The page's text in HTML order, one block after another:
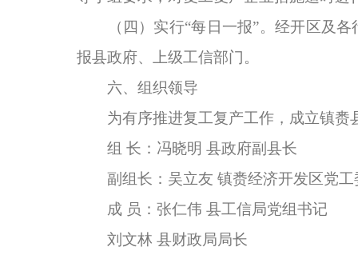
（四）实行“每日一报”。经开区及各
报县政府、上级工信部门。
六、组织领导
为有序推进复工复产工作，成立镇赉
组 长：冯晓明 县政府副县长
副组长：吴立友 镇赉经济开发区党工
成 员：张仁伟 县工信局党组书记
刘文林 县财政局局长